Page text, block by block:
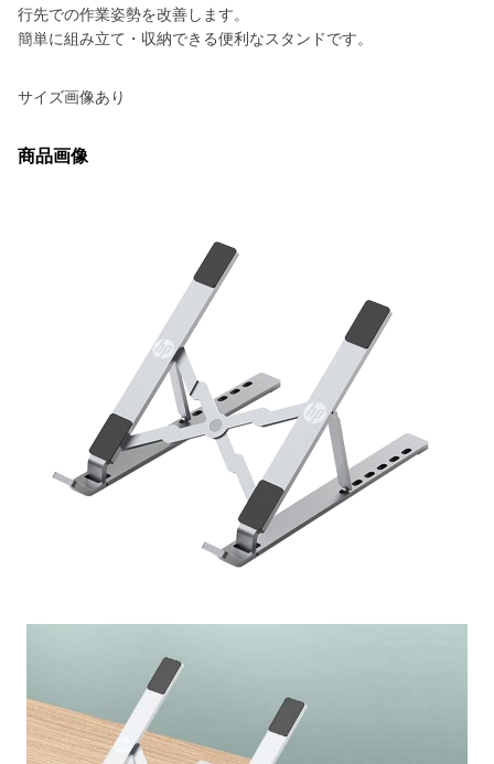
行先での作業姿勢を改善します。
簡単に組み立て・収納できる便利なスタンドです。
サイズ画像あり
商品画像